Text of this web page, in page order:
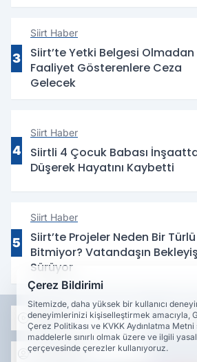
3
Siirt Haber
Siirt’te Yetki Belgesi Olmadan
Faaliyet Gösterenlere Ceza
Gelecek
4
Siirt Haber
Siirtli 4 Çocuk Babası
Düşerek Hayatını Kaybetti
5
Siirt Haber
Siirt’te Projeler Neden Bir Türlü
Bitmiyor? Vatandaşın
Sürüyor
VİDEO
YAZARLAR
Çerez Bildirimi
Sitemizde, daha yüksek bir kullanıcı
deneyimlerinizi kişiselleştirmek amacıyla,
Çerez Politikası ve KVKK Aydınlatma
maddelerle sınırlı olmak üzere ve ilgili
çerçevesinde çerezler kullanıyoruz.